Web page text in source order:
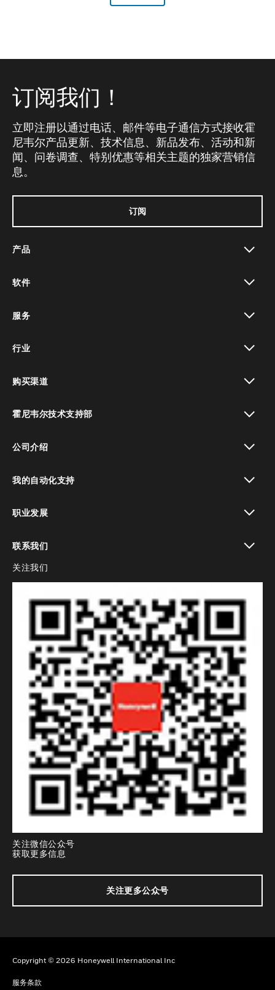
订阅我们！
立即注册以通过电话、邮件等电子通信方式接收霍
尼韦尔产品更新、技术信息、新品发布、活动和新
闻、问卷调查、特别优惠等相关主题的独家营销信
息。
订阅
产品
软件
服务
行业
购买渠道
霍尼韦尔技术支持部
公司介绍
我的自动化支持
职业发展
联系我们
toggle view
关注我们
关注微信公众号
获取更多信息
关注更多公众号
Copyright © 2026 Honeywell International Inc
服务条款